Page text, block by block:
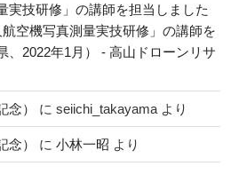
実技研修」の講師を担当しました
航空機写真測量実技研修」の講師を
、2022年1月） - 高山ドローンリサ
） に seiichi_takayama より
） に 小林一昭 より